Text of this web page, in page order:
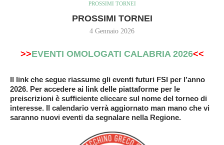
PROSSIMI TORNEI
PROSSIMI TORNEI
4 Gennaio 2026
>>EVENTI OMOLOGATI CALABRIA 2026<<
Il link che segue riassume gli eventi futuri FSI per l’anno
2026. Per accedere ai link delle piattaforme per le
preiscrizioni è sufficiente cliccare sul nome del torneo di
interesse. Il calendario verrà aggiornato man mano che vi
saranno nuovi eventi da segnalare nella Regione.